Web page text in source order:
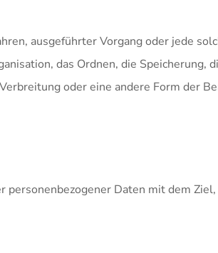
ausgeführter Vorgang oder jede
das Ordnen, die Speicherung,
oder eine andere Form der
personenbezogener Daten mit dem